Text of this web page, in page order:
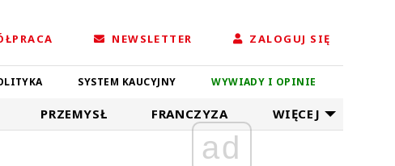
NEWSLETTER ZALOGUJ SIĘ
SYSTEM KAUCYJNY WYWIADY I OPINIE
PRZEMYSŁ FRANCZYZA WIĘCEJ
ad